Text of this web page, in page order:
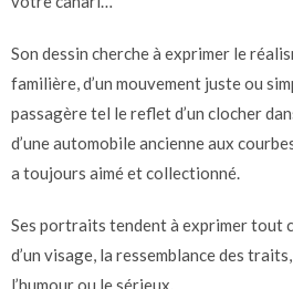
Son dessin cherche à exprimer le
familière, d’un mouvement juste ou
passagère tel le reflet d’un clocher
d’une automobile ancienne aux
a toujours aimé et collectionné.
Ses portraits tendent à exprimer tout
d’un visage, la ressemblance des
l’humour ou le sérieux.